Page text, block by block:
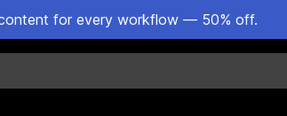
for every workflow — 50% off.